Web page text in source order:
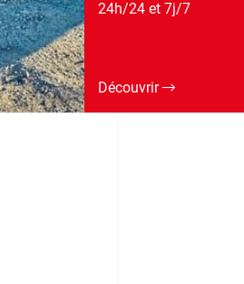
24h/24 et 7j/7
Découvrir